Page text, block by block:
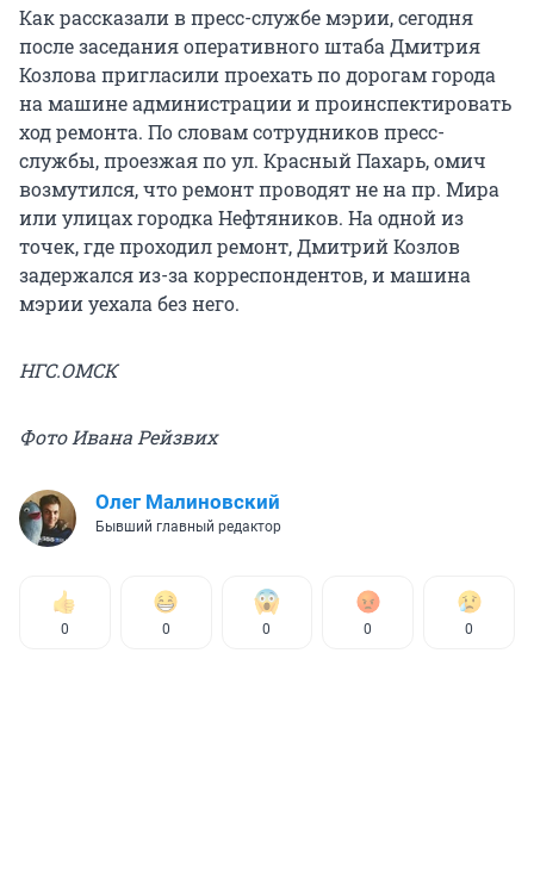
Как рассказали в пресс-службе мэрии, сегодня
после заседания оперативного штаба Дмитрия
Козлова пригласили проехать по дорогам города
на машине администрации и проинспектировать
ход ремонта. По словам сотрудников пресс-
службы, проезжая по ул. Красный Пахарь, омич
возмутился, что ремонт проводят не на пр. Мира
или улицах городка Нефтяников. На одной из
точек, где проходил ремонт, Дмитрий Козлов
задержался из-за корреспондентов, и машина
мэрии уехала без него.
НГС.ОМСК
Фото Ивана Рейзвих
Олег Малиновский
Бывший главный редактор
0 0 0 0 0